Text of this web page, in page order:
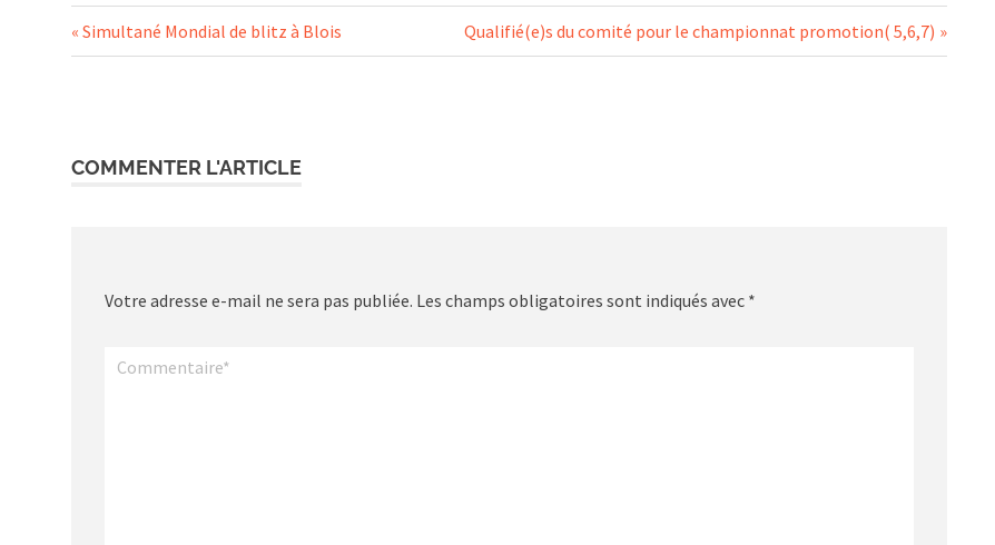
Navigation
Previous
Post:
Simultané Mondial de blitz à Blois
Next
Post:
Qualifié(e)s du comité pour le championnat promotion( 5,6,7)
COMMENTER L'ARTICLE
Votre adresse e-mail ne sera pas publiée. Les champs obligatoires sont indiqués avec *